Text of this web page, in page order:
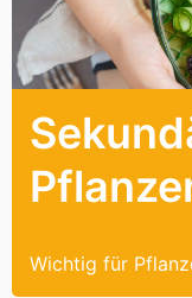
Wichtig für